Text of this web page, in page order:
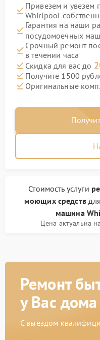
Привезем и увезем
Whirlpool
Гарантия на наши
посудомоечных
Срочный ремонт
в течении часа
Скидка для вас до
Получите 1500
Оригинальные
Стоимость услуги
моющих средств
машина
Цена актуальна
Ремонт
у Вас дома
С выездом